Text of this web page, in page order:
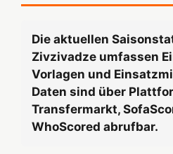
Die aktuellen
Zivzivadze umfassen
Vorlagen und
Daten sind über
Transfermarkt,
WhoScored abrufbar.